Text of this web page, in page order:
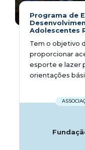
Programa de
Adolescentes
Tem o objetivo
proporcionar
esporte e lazer
orientações